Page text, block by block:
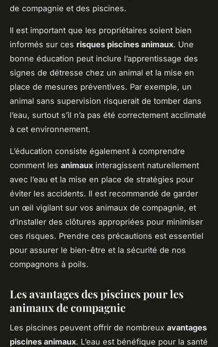
de compagnie et des piscines.
Il est important que les propriétaires soient bien
informés sur ces risques piscines animaux. Une
bonne éducation peut inclure l’apprentissage des
signes de détresse chez un animal et la mise en
place de mesures préventives. Par exemple, un
animal sans supervision risquerait de tomber dans
l’eau, surtout s’il n’a pas été correctement acclimaté
à cet environnement.
L’éducation consiste également à comprendre
comment les animaux interagissent naturellement
avec l’eau et la mise en place de stratégies pour
éviter les accidents. Il est recommandé de garder
un œil vigilant sur vos animaux de compagnie, et
d’installer des clôtures appropriées pour minimiser
ces risques. Prendre ces précautions est essentiel
pour assurer le bien-être et la sécurité de nos
compagnons à poils.
Les avantages des piscines pour les
animaux de compagnie
Les piscines peuvent offrir de nombreux avantages
piscines animaux. L’eau est bénéfique pour la santé